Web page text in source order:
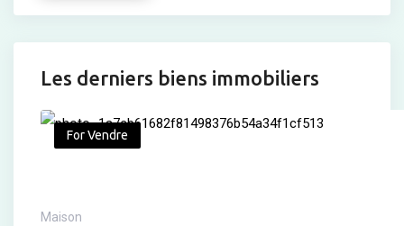
Les derniers biens immobiliers
For Vendre
Maison